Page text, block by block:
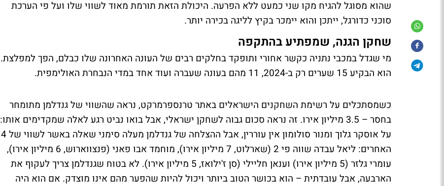
שהוא מסוגל להגיח מקו שני כמעט ללא הפרעה. היכולת הזאת תורמת מאוד לשווי שלו ועל פי הערכת
סוכני כדורגל, ייתכן והוא יימכר בקיץ לליגה בכירה יותר.
שחקן הגנה, שמפתיע בהתקפה
מי שגדל במכבי נתניה כקשר אחורי ותופקד בחלקים רבים של העונה האחרונה שלו כבלם, הפך למפלצת.
הוא הבקיע 15 שערים רק ב-2024, 11 מהם בעונה שעברה ועוד אחד במדי הנבחרת האולימפית.
כשמסתכלים על רשימת השחקנים הישראלים באתר טרנספרמרקט, נראה שהשווי של גנדלמן מתומחר
בחסר – 3.5 מיליון אירו. זה נראה סכום גבוה לשחקן ישראלי, אבל בואו נביט רגע לאלה שמקדימים אותו:
על אוסקר גלוך ומנור סולומון אין עוררין, אבל ההצלחה של גנדלמן מעלה סימני שאלה באשר לשווי של 4
האחרים: ליאל עבדה שווה פי 2 (שארלוט, 7 מיליון אירו), מוחמד אבו פאני (פנצווארוש, 6 מיליון אירו),
עומרי גלזר (5 מיליון אירו) וענאן חליילי (סן ז'ילואז, 5 מיליון אירו). לא בטוח שגנדלמן צריך לעקוף את
הארבעה, אבל עובדתית – הוא בכושר הטוב ביותר ויכול להיות שהפער מהם אינו מוצדק. אם הוא היה